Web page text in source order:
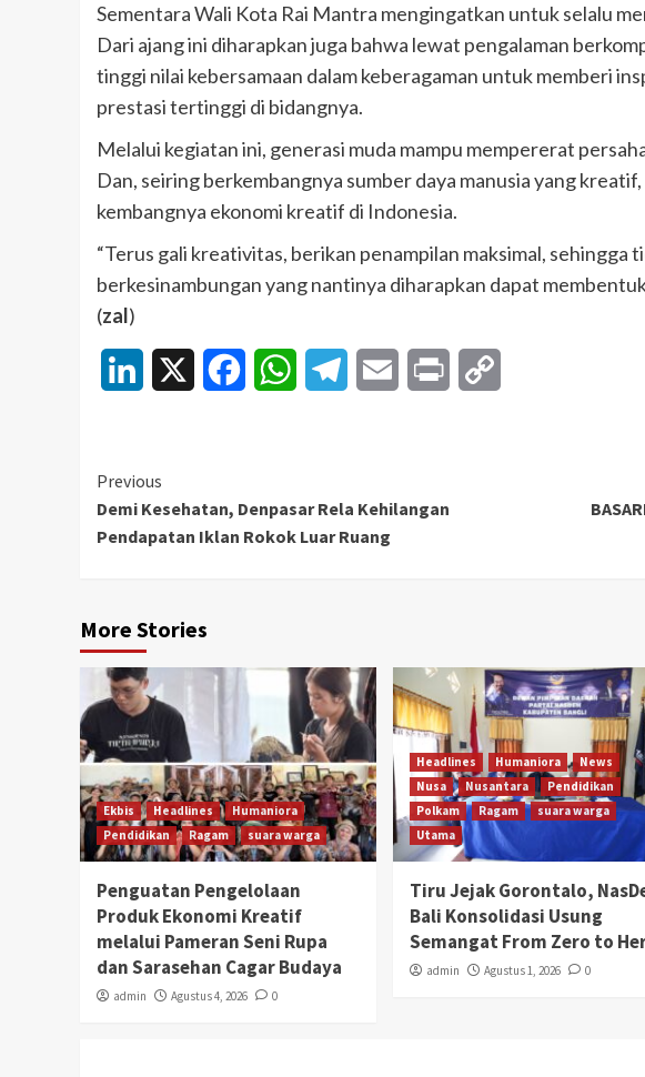
Sementara Wali Kota Rai Mantra mengingatkan untuk selalu
Dari ajang ini diharapkan juga bahwa lewat pengalaman
tinggi nilai kebersamaan dalam keberagaman untuk memberi
prestasi tertinggi di bidangnya.
Melalui kegiatan ini, generasi muda mampu mempererat
Dan, seiring berkembangnya sumber daya manusia yang
kembangnya ekonomi kreatif di Indonesia.
“Terus gali kreativitas, berikan penampilan maksimal, sehingga
berkesinambungan yang nantinya diharapkan dapat
(zal)
LinkedIn FacebookWhatsAppTelegramEmail Print
Continue
Reading
Previous
Demi Kesehatan, Denpasar Rela Kehilangan
Pendapatan Iklan Rokok Luar Ruang
More Stories
Ekbis Headlines
Humaniora
Pendidikan
Ragam suara warga
Penguatan Pengelolaan
Produk Ekonomi Kreatif
melalui Pameran Seni Rupa
dan Sarasehan Cagar Budaya
admin Agustus 4, 2026 0
Headlines Humaniora
News
Nusa
Nusantara
Pendidikan
Polkam
Ragam
suara warga
Utama
Tiru Jejak Gorontalo,
Bali Konsolidasi Usung
Semangat From Zero to
admin Agustus 1, 2026 0